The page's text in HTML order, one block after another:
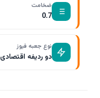
ضخامت
0.7
نوع جعبه فیوز
دو ردیفه اقتصادی